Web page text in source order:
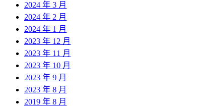
2024 年 3 月
2024 年 2 月
2024 年 1 月
2023 年 12 月
2023 年 11 月
2023 年 10 月
2023 年 9 月
2023 年 8 月
2019 年 8 月